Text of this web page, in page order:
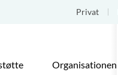
Privat
Organisationen